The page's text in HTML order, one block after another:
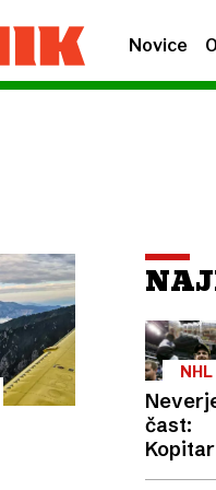
Novice
NHL
čast:
dobil